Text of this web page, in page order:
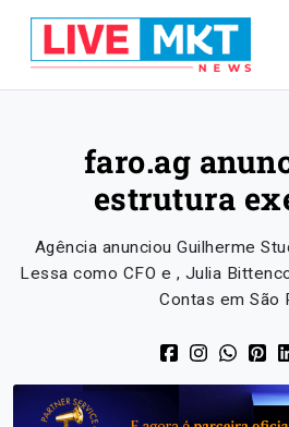
faro.ag
estrutura
Agência anunciou Guilherme
Lessa como CFO e , Julia
Contas em São